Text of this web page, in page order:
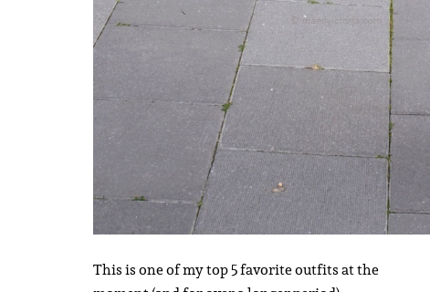
This is one of my top 5 favorite outfits at the